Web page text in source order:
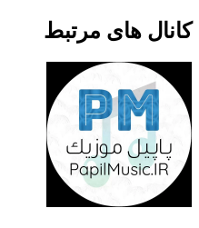
کانال های مرتبط